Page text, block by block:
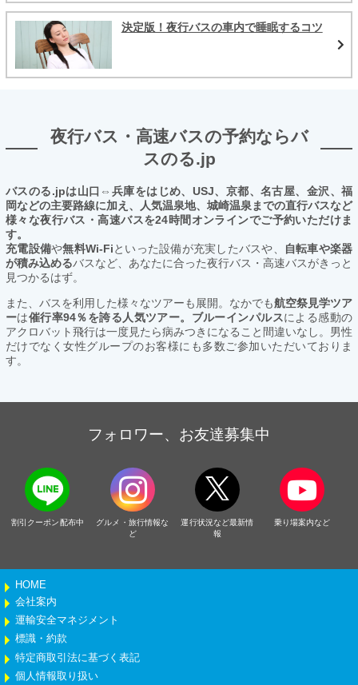
決定版！夜行バスの車内で睡眠するコツ
夜行バス・高速バスの予約ならバ
スのる.jp
バスのる.jpは山口⇔兵庫をはじめ、USJ、京都、名古屋、金沢、福
岡などの主要路線に加え、人気温泉地、城崎温泉までの直行バスなど
様々な夜行バス・高速バスを24時間オンラインでご予約いただけま
す。
充電設備や無料Wi-Fiといった設備が充実したバスや、
自転車や楽器
が積み込めるバスなど、あなたに合った夜行バス・高速バスがきっと
見つかるはず。
また、バスを利用した様々なツアーも展開。なかでも航空祭見学ツア
ーは催行率94％を誇る人気ツアー。ブルーインパルスによる感動の
アクロバット飛行は一度見たら病みつきになること間違いなし。男性
だけでなく女性グループのお客様にも多数ご参加いただいておりま
す。
フォロワー、お友達募集中
割引クーポン配布中
グルメ・旅行情報な
ど
運行状況など最新情
報
乗り場案内など
HOME
会社案内
運輸安全マネジメント
標識・約款
特定商取引法に基づく表記
個人情報取り扱い